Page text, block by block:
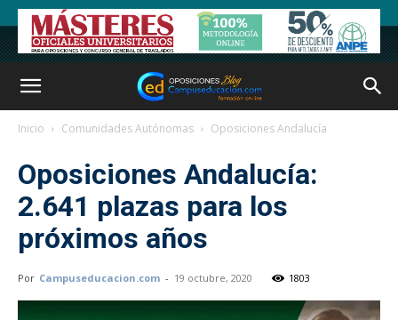
Inicio Comunidades Autónomas Oposiciones Andalucía
Oposiciones Andalucía:
2.641 plazas para los
próximos años
Por Campuseducacion.com - 19 octubre, 2020 1803